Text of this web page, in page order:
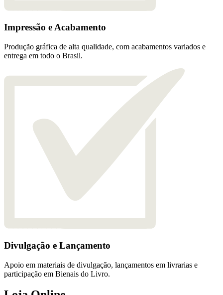
Impressão e Acabamento
Produção gráfica de alta qualidade, com acabamentos variados e
entrega em todo o Brasil.
Divulgação e Lançamento
Apoio em materiais de divulgação, lançamentos em livrarias e
participação em Bienais do Livro.